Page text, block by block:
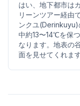
はい、地下都市は
リーンツアー経由
ンクユ(Derinkuyu)
中約13〜14℃を保
なります。地表の
面を見せてくれます